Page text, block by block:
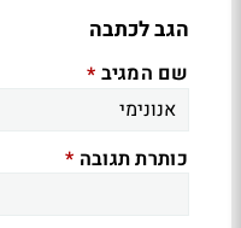
הגב לכתבה
שם המגיב *
כותרת תגובה *